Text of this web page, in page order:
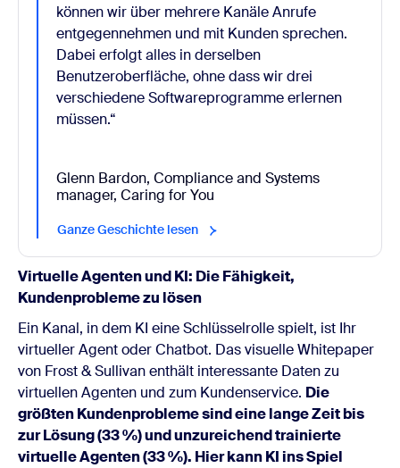
können wir über mehrere Kanäle Anrufe
entgegennehmen und mit Kunden sprechen.
Dabei erfolgt alles in derselben
Benutzeroberfläche, ohne dass wir drei
verschiedene Softwareprogramme erlernen
müssen.“
Glenn Bardon, Compliance and Systems
manager, Caring for You
Ganze Geschichte lesen
Virtuelle Agenten und KI: Die Fähigkeit,
Kundenprobleme zu lösen
Ein Kanal, in dem KI eine Schlüsselrolle spielt, ist Ihr
virtueller Agent oder Chatbot. Das visuelle Whitepaper
von Frost & Sullivan enthält interessante Daten zu
virtuellen Agenten und zum Kundenservice. Die
größten Kundenprobleme sind eine lange Zeit bis
zur Lösung (33 %) und unzureichend trainierte
virtuelle Agenten (33 %). Hier kann KI ins Spiel